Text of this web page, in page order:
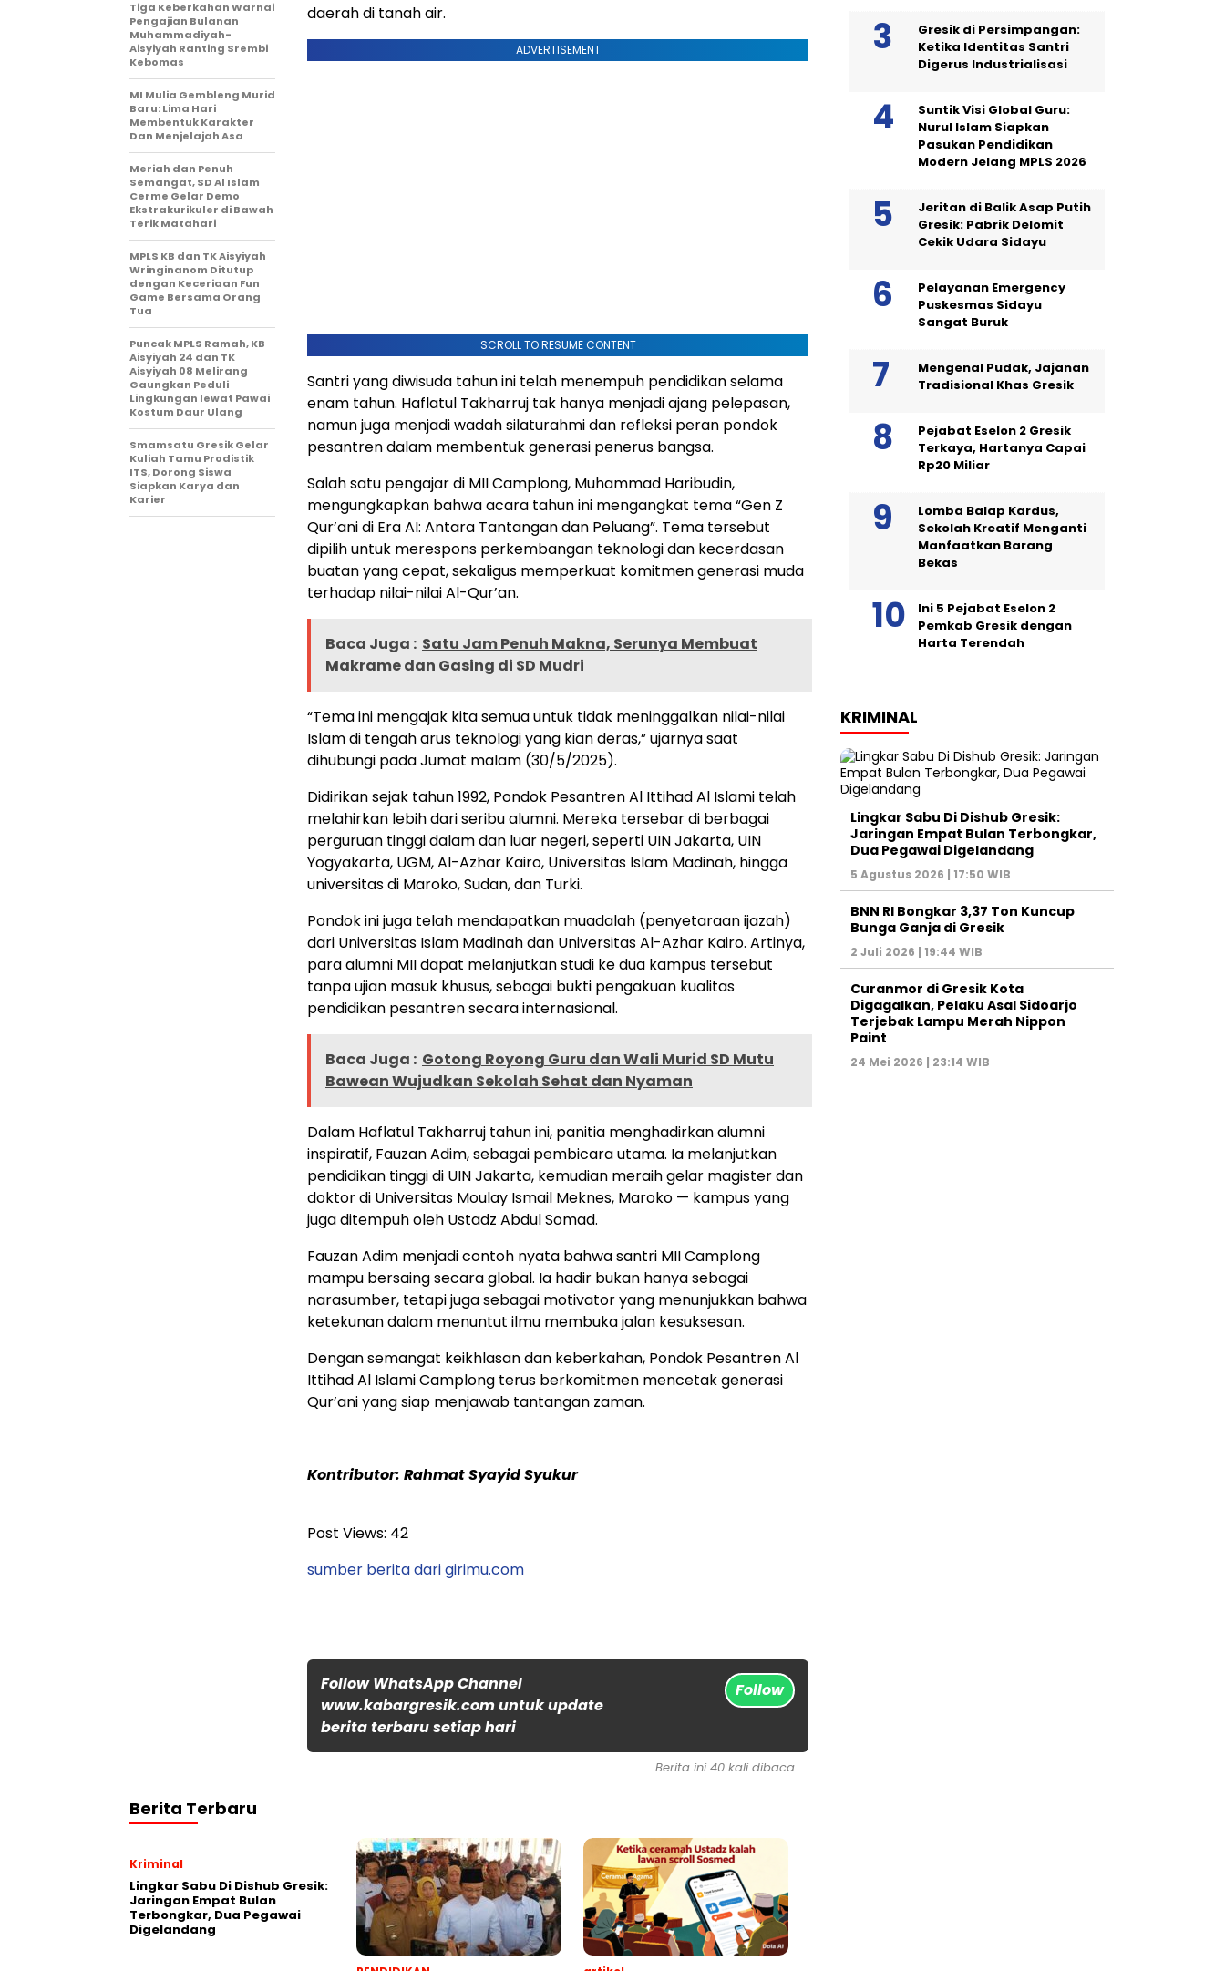
daerah di tanah air.
ADVERTISEMENT
SCROLL TO RESUME CONTENT
Santri yang diwisuda tahun ini telah menempuh pendidikan selama
enam tahun. Haflatul Takharruj tak hanya menjadi ajang pelepasan,
namun juga menjadi wadah silaturahmi dan refleksi peran pondok
pesantren dalam membentuk generasi penerus bangsa.
Salah satu pengajar di MII Camplong, Muhammad Haribudin,
mengungkapkan bahwa acara tahun ini mengangkat tema “Gen Z
Qur’ani di Era AI: Antara Tantangan dan Peluang”. Tema tersebut
dipilih untuk merespons perkembangan teknologi dan kecerdasan
buatan yang cepat, sekaligus memperkuat komitmen generasi muda
terhadap nilai-nilai Al-Qur’an.
Baca Juga : Satu Jam Penuh Makna, Serunya Membuat
Makrame dan Gasing di SD Mudri
“Tema ini mengajak kita semua untuk tidak meninggalkan nilai-nilai
Islam di tengah arus teknologi yang kian deras,” ujarnya saat
dihubungi pada Jumat malam (30/5/2025).
Didirikan sejak tahun 1992, Pondok Pesantren Al Ittihad Al Islami telah
melahirkan lebih dari seribu alumni. Mereka tersebar di berbagai
perguruan tinggi dalam dan luar negeri, seperti UIN Jakarta, UIN
Yogyakarta, UGM, Al-Azhar Kairo, Universitas Islam Madinah, hingga
universitas di Maroko, Sudan, dan Turki.
Pondok ini juga telah mendapatkan muadalah (penyetaraan ijazah)
dari Universitas Islam Madinah dan Universitas Al-Azhar Kairo. Artinya,
para alumni MII dapat melanjutkan studi ke dua kampus tersebut
tanpa ujian masuk khusus, sebagai bukti pengakuan kualitas
pendidikan pesantren secara internasional.
Baca Juga : Gotong Royong Guru dan Wali Murid SD Mutu
Bawean Wujudkan Sekolah Sehat dan Nyaman
Dalam Haflatul Takharruj tahun ini, panitia menghadirkan alumni
inspiratif, Fauzan Adim, sebagai pembicara utama. Ia melanjutkan
pendidikan tinggi di UIN Jakarta, kemudian meraih gelar magister dan
doktor di Universitas Moulay Ismail Meknes, Maroko — kampus yang
juga ditempuh oleh Ustadz Abdul Somad.
Fauzan Adim menjadi contoh nyata bahwa santri MII Camplong
mampu bersaing secara global. Ia hadir bukan hanya sebagai
narasumber, tetapi juga sebagai motivator yang menunjukkan bahwa
ketekunan dalam menuntut ilmu membuka jalan kesuksesan.
Dengan semangat keikhlasan dan keberkahan, Pondok Pesantren Al
Ittihad Al Islami Camplong terus berkomitmen mencetak generasi
Qur’ani yang siap menjawab tantangan zaman.
Kontributor: Rahmat Syayid Syukur
Post Views: 42
sumber berita dari girimu.com
Follow WhatsApp Channel
www.kabargresik.com untuk update
berita terbaru setiap hari
Follow
Tiga Keberkahan Warnai
Pengajian Bulanan
Muhammadiyah-
Aisyiyah Ranting Srembi
Kebomas
MI Mulia Gembleng Murid
Baru: Lima Hari
Membentuk Karakter
Dan Menjelajah Asa
Meriah dan Penuh
Semangat, SD Al Islam
Cerme Gelar Demo
Ekstrakurikuler di Bawah
Terik Matahari
MPLS KB dan TK Aisyiyah
Wringinanom Ditutup
dengan Keceriaan Fun
Game Bersama Orang
Tua
Puncak MPLS Ramah, KB
Aisyiyah 24 dan TK
Aisyiyah 08 Melirang
Gaungkan Peduli
Lingkungan lewat Pawai
Kostum Daur Ulang
Smamsatu Gresik Gelar
Kuliah Tamu Prodistik
ITS, Dorong Siswa
Siapkan Karya dan
Karier
Berita ini 40 kali dibaca
Berita Terbaru
Kriminal
Lingkar Sabu Di Dishub Gresik:
Jaringan Empat Bulan
Terbongkar, Dua Pegawai
Digelandang
Gresik di Persimpangan:
Ketika Identitas Santri
Digerus Industrialisasi
Suntik Visi Global Guru:
Nurul Islam Siapkan
Pasukan Pendidikan
Modern Jelang MPLS 2026
Jeritan di Balik Asap Putih
Gresik: Pabrik Delomit
Cekik Udara Sidayu
Pelayanan Emergency
Puskesmas Sidayu
Sangat Buruk
Mengenal Pudak, Jajanan
Tradisional Khas Gresik
Pejabat Eselon 2 Gresik
Terkaya, Hartanya Capai
Rp20 Miliar
Lomba Balap Kardus,
Sekolah Kreatif Menganti
Manfaatkan Barang
Bekas
Ini 5 Pejabat Eselon 2
Pemkab Gresik dengan
Harta Terendah
KRIMINAL
Lingkar Sabu Di Dishub Gresik:
Jaringan Empat Bulan Terbongkar,
Dua Pegawai Digelandang
5 Agustus 2026 | 17:50 WIB
BNN RI Bongkar 3,37 Ton Kuncup
Bunga Ganja di Gresik
2 Juli 2026 | 19:44 WIB
Curanmor di Gresik Kota
Digagalkan, Pelaku Asal Sidoarjo
Terjebak Lampu Merah Nippon
Paint
24 Mei 2026 | 23:14 WIB